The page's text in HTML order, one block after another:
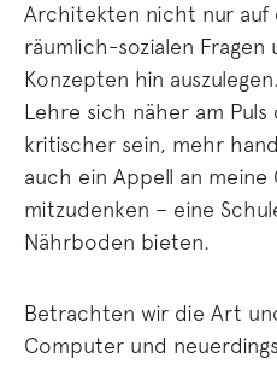
Architekten nicht nur auf
räumlich-sozialen
Konzepten hin
Lehre sich näher am
kritischer sein, mehr
auch ein Appell an meine
mitzudenken – eine
Nährboden bieten.
Betrachten wir die Art
Computer und